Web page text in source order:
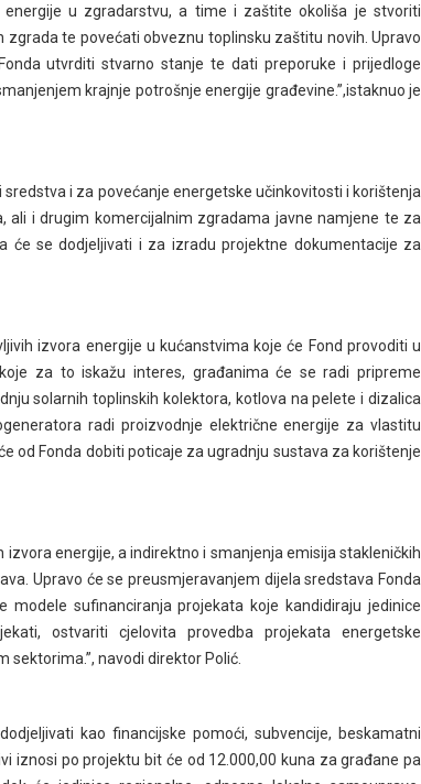
energije u zgradarstvu, a time i zaštite okoliša je stvoriti
te povećati obveznu toplinsku zaštitu novih. Upravo
utvrditi stvarno stanje te dati preporuke i prijedloge
krajnje potrošnje energije građevine.”,istaknuo je
i za povećanje energetske učinkovitosti i korištenja
ali i drugim komercijalnim zgradama javne namjene te za
će se dodjeljivati i za izradu projektne dokumentacije za
izvora energije u kućanstvima koje će Fond provoditi u
za to iskažu interes, građanima će se radi pripreme
solarnih toplinskih kolektora, kotlova na pelete i dizalica
radi proizvodnje električne energije za vlastitu
od Fonda dobiti poticaje za ugradnju sustava za korištenje
energije, a indirektno i smanjenja emisija stakleničkih
Upravo će se preusmjeravanjem dijela sredstava Fonda
sufinanciranja projekata koje kandidiraju jedinice
ostvariti cjelovita provedba projekata energetske
navodi direktor Polić.
kao financijske pomoći, subvencije, beskamatni
iznosi po projektu bit će od 12.000,00 kuna za građane pa